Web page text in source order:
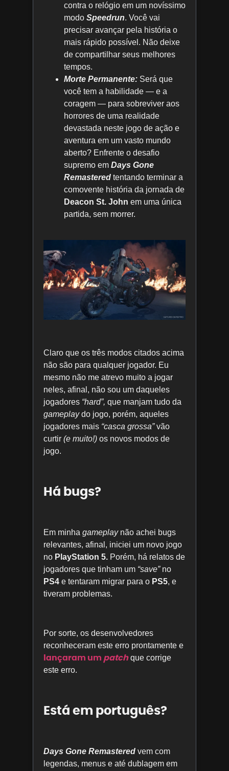
contra o relógio em um novíssimo
modo Speedrun. Você vai
precisar avançar pela história o
mais rápido possível. Não deixe
de compartilhar seus melhores
tempos.
Morte Permanente: Será que
você tem a habilidade — e a
coragem — para sobreviver aos
horrores de uma realidade
devastada neste jogo de ação e
aventura em um vasto mundo
aberto? Enfrente o desafio
supremo em Days Gone
Remastered tentando terminar a
comovente história da jornada de
Deacon St. John em uma única
partida, sem morrer.
Claro que os três modos citados acima
não são para qualquer jogador. Eu
mesmo não me atrevo muito a jogar
neles, afinal, não sou um daqueles
jogadores “hard”, que manjam tudo da
gameplaydo jogo, porém, aqueles
jogadores mais “casca grossa”vão
curtir (e muito!) os novos modos de
jogo.
Há bugs?
Em minha gameplaynão achei bugs
relevantes, afinal, iniciei um novo jogo
no PlayStation 5. Porém, há relatos de
jogadores que tinham um “save”no
PS4 e tentaram migrar para o PS5, e
tiveram problemas.
Por sorte, os desenvolvedores
reconheceram este erro prontamente e
lançaram um patchque corrige
este erro.
Está em português?
Days Gone Remastered vem com
legendas, menus e até dublagem em